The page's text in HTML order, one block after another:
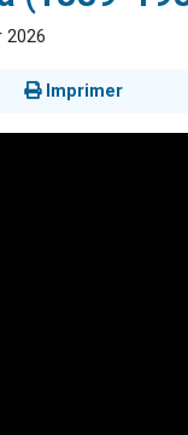
2026
Imprimer